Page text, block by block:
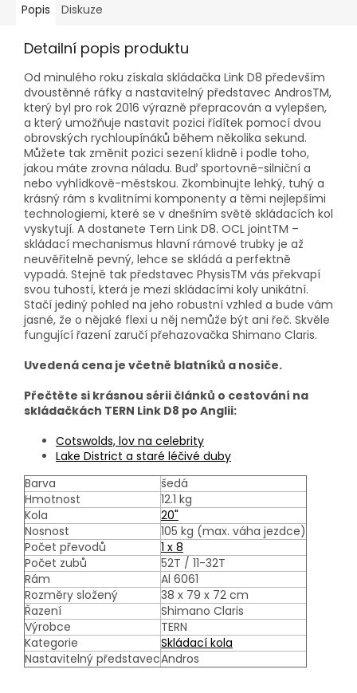
Popis Diskuze
Detailní popis produktu
Od minulého roku získala skládačka Link D8 především
dvoustěnné ráfky a nastavitelný představec AndrosTM,
který byl pro rok 2016 výrazně přepracován a vylepšen,
a který umožňuje nastavit pozici řídítek pomocí dvou
obrovských rychloupínáků během několika sekund.
Můžete tak změnit pozici sezení klidně i podle toho,
jakou máte zrovna náladu. Buď sportovně-silniční a
nebo vyhlídkově-městskou. Zkombinujte lehký, tuhý a
krásný rám s kvalitními komponenty a těmi nejlepšími
technologiemi, které se v dnešním světě skládacích kol
vyskytují. A dostanete Tern Link D8. OCL jointTM –
skládací mechanismus hlavní rámové trubky je až
neuvěřitelně pevný, lehce se skládá a perfektně
vypadá. Stejně tak představec PhysisTM vás překvapí
svou tuhostí, která je mezi skládacími koly unikátní.
Stačí jediný pohled na jeho robustní vzhled a bude vám
jasné, že o nějaké flexi u něj nemůže být ani řeč. Skvěle
fungující řazení zaručí přehazovačka Shimano Claris.
Uvedená cena je včetně blatníků a nosiče.
Přečtěte si krásnou sérii článků o cestování na
skládačkách TERN Link D8 po Anglii:
Cotswolds, lov na celebrity
Lake District a staré léčivé duby
Barva
šedá
Hmotnost
12.1 kg
Kola
20"
Nosnost
105 kg (max. váha jezdce)
Počet převodů
1 x 8
Počet zubů
52T / 11-32T
Rám
Al 6061
Rozměry složený
38 x 79 x 72 cm
Řazení
Shimano Claris
Výrobce
TERN
Kategorie
Skládací kola
Nastavitelný představecAndros